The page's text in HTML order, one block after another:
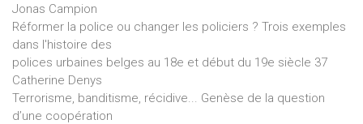
Jonas Campion
Réformer la police ou changer les policiers ? Trois exemples
dans l'histoire des
polices urbaines belges au 18e et début du 19e siècle 37
Catherine Denys
Terrorisme, banditisme, récidive... Genèse de la question
d’une coopération